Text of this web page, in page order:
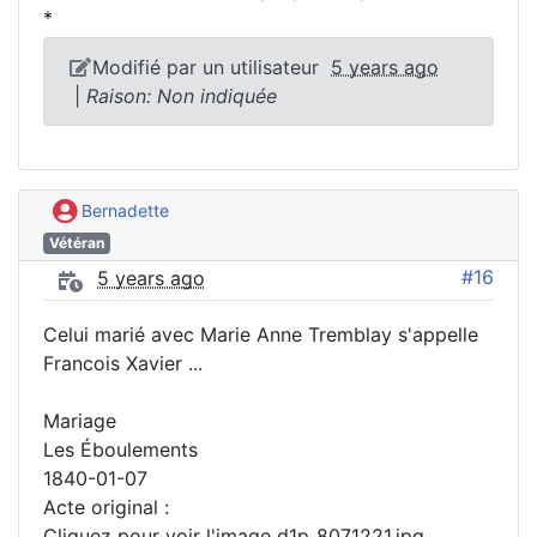
*
Modifié par un utilisateur 5 years ago
Raison: Non indiquée
Bernadette
Vétéran
5 years ago #16
Celui marié avec Marie Anne Tremblay s'appelle
Francois Xavier ...
Mariage
Les Éboulements
1840-01-07
Acte original :